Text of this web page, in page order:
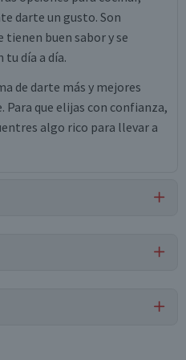
darte un gusto. Son
tienen buen sabor y se
tu día a día.
de darte más y mejores
que elijas con confianza,
algo rico para llevar a